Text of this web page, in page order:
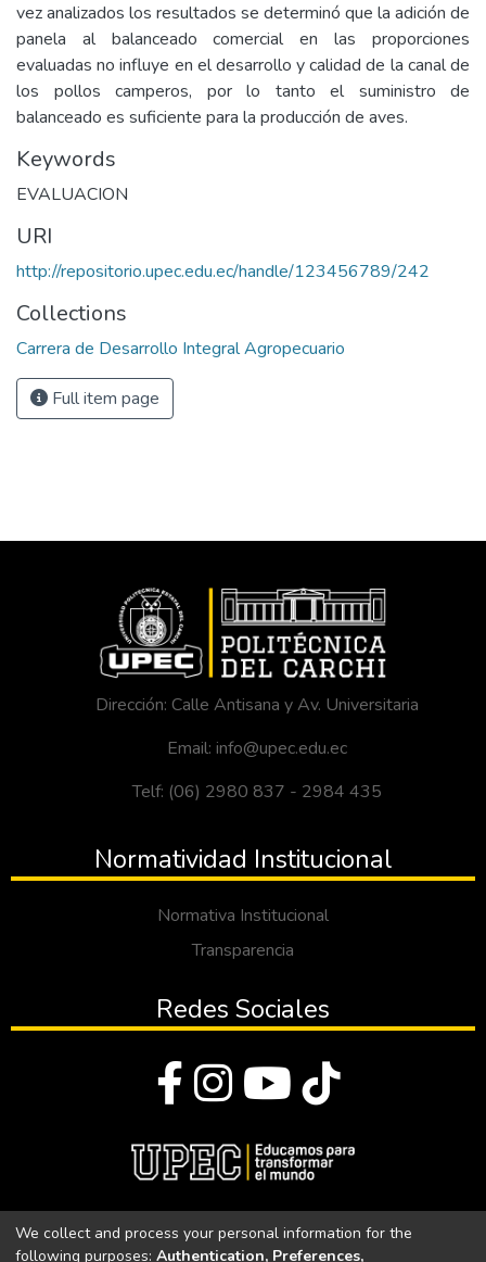
vez analizados los resultados se determinó que la adición de
panela al balanceado comercial en las proporciones
evaluadas no influye en el desarrollo y calidad de la canal de
los pollos camperos, por lo tanto el suministro de
balanceado es suficiente para la producción de aves.
Keywords
EVALUACION
URI
http://repositorio.upec.edu.ec/handle/123456789/242
Collections
Carrera de Desarrollo Integral Agropecuario
Full item page
Dirección: Calle Antisana y Av. Universitaria
Email: info@upec.edu.ec
Telf: (06) 2980 837 - 2984 435
Normatividad Institucional
Normativa Institucional
Transparencia
Redes Sociales
We collect and process your personal information for the
following purposes: Authentication, Preferences,